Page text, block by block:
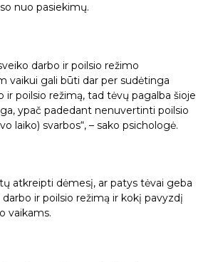
nuo pasiekimų.
darbo ir poilsio režimo
vaikui gali būti dar per sudėtinga
ir poilsio režimą, tad tėvų pagalba šioje
ypač padedant nenuvertinti poilsio
laiko) svarbos“, – sako psichologė.
atkreipti dėmesį, ar patys tėvai geba
ir poilsio režimą ir kokį pavyzdį
vaikams.